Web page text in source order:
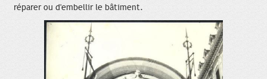
réparer ou d'embellir le bâtiment.